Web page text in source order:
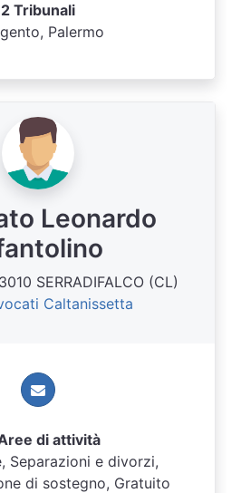
2 Tribunali
Palermo
Leonardo
SERRADIFALCO (CL)
Caltanissetta
di attività
Separazioni e divorzi,
di sostegno, Gratuito